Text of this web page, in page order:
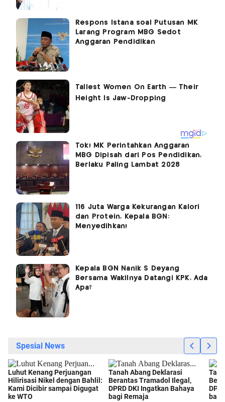
Respons Istana soal Putusan MK
Larang Program MBG Sedot
Anggaran Pendidikan
Tok! MK Perintahkan Anggaran
MBG Dipisah dari Pos Pendidikan,
Berlaku Paling Lambat 2028
116 Juta Warga Kekurangan Kalori
dan Protein, Kepala BGN:
Menyedihkan!
Kepala BGN Nanik S Deyang
Bersama Wakilnya Datangi KPK, Ada
Apa?